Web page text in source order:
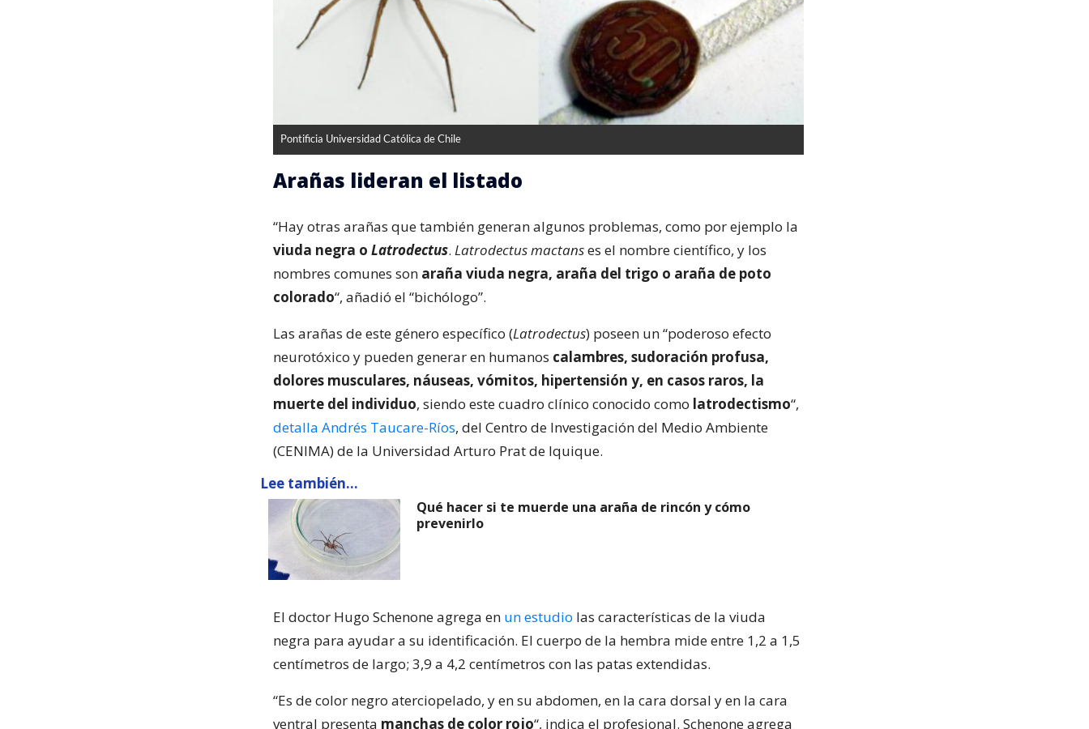
Pontificia Universidad Católica de Chile
Arañas lideran el listado
“Hay otras arañas que también generan algunos problemas, como por ejemplo la
viuda negra o Latrodectus. Latrodectus mactanses el nombre científico, y los
nombres comunes son araña viuda negra, araña del trigo o araña de poto
colorado“, añadió el “bichólogo”.
Las arañas de este género específico (Latrodectus) poseen un “poderoso efecto
neurotóxico y pueden generar en humanos calambres, sudoración profusa,
dolores musculares, náuseas, vómitos, hipertensión y, en casos raros, la
muerte del individuo, siendo este cuadro clínico conocido como latrodectismo“,
detalla Andrés Taucare-Ríos, del Centro de Investigación del Medio Ambiente
(CENIMA) de la Universidad Arturo Prat de Iquique.
Lee también...
Qué hacer si te muerde una araña de rincón y cómo
prevenirlo
El doctor Hugo Schenone agrega en un estudio las características de la viuda
negra para ayudar a su identificación. El cuerpo de la hembra mide entre 1,2 a 1,5
centímetros de largo; 3,9 a 4,2 centímetros con las patas extendidas.
“Es de color negro aterciopelado, y en su abdomen, en la cara dorsal y en la cara
ventral presenta manchas de color rojo“, indica el profesional. Schenone agrega